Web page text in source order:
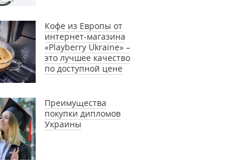
Кофе из Европы от
интернет-магазина
«Playberry Ukraine» –
это лучшее качество
по доступной цене
Преимущества
покупки дипломов
Украины